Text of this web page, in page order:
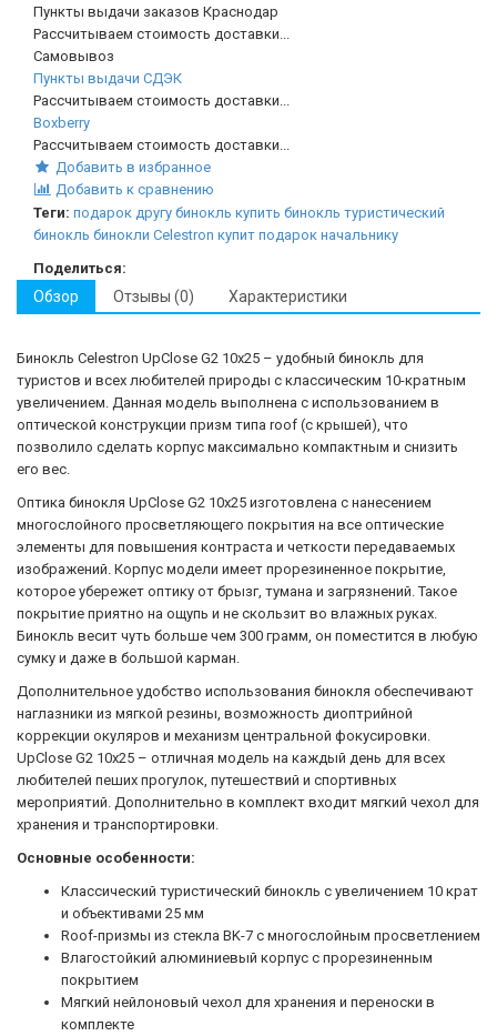
Пункты выдачи заказов Краснодар
Рассчитываем стоимость доставки...
Самовывоз
Пункты выдачи СДЭК
Рассчитываем стоимость доставки...
Boxberry
Рассчитываем стоимость доставки...
Добавить в избранное
Добавить к сравнению
Теги: подарок другу бинокль купить бинокль туристический
бинокль бинокли Celestron купит подарок начальнику
Поделиться:
Обзор Отзывы (0) Характеристики
Бинокль Celestron UpClose G2 10x25 – удобный бинокль для
туристов и всех любителей природы с классическим 10-кратным
увеличением. Данная модель выполнена с использованием в
оптической конструкции призм типа roof (с крышей), что
позволило сделать корпус максимально компактным и снизить
его вес.
Оптика бинокля UpClose G2 10x25 изготовлена с нанесением
многослойного просветляющего покрытия на все оптические
элементы для повышения контраста и четкости передаваемых
изображений. Корпус модели имеет прорезиненное покрытие,
которое убережет оптику от брызг, тумана и загрязнений. Такое
покрытие приятно на ощупь и не скользит во влажных руках.
Бинокль весит чуть больше чем 300 грамм, он поместится в любую
сумку и даже в большой карман.
Дополнительное удобство использования бинокля обеспечивают
наглазники из мягкой резины, возможность диоптрийной
коррекции окуляров и механизм центральной фокусировки.
UpClose G2 10x25 – отличная модель на каждый день для всех
любителей пеших прогулок, путешествий и спортивных
мероприятий. Дополнительно в комплект входит мягкий чехол для
хранения и транспортировки.
Основные особенности:
Классический туристический бинокль с увеличением 10 крат
и объективами 25 мм
Roof-призмы из стекла BK-7 с многослойным просветлением
Влагостойкий алюминиевый корпус с прорезиненным
покрытием
Мягкий нейлоновый чехол для хранения и переноски в
комплекте